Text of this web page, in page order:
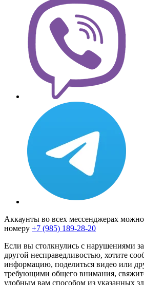
Аккаунты во всех мессенджерах
номеру +7 (985) 189-28-20
Если вы столкнулись с нарушениями
другой несправедливостью, хотите
информацию, поделиться видео или
требующими общего внимания,
удобным вам способом из указанных